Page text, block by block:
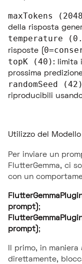
maxTokens
della risposta
temperature
risposte (
topK (40) : limita
prossima
randomSeed (42)
riproducibili
Utilizzo del Modello
Per inviare un
FlutterGemma, ci
con un
prompt) ;
prompt) ;
Il primo, in
direttamente,